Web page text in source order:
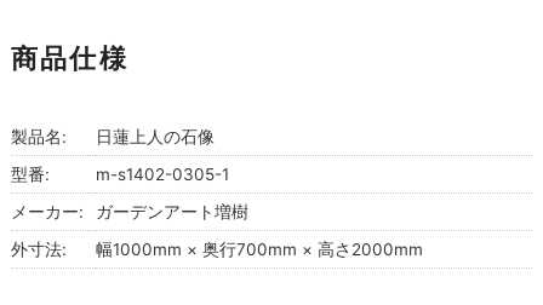
商品仕様
製品名:
日蓮上人の石像
型番:
m-s1402-0305-1
メーカー:
ガーデンアート増樹
外寸法:
幅1000mm × 奥行700mm × 高さ2000mm